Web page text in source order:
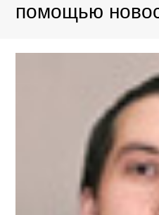
помощью